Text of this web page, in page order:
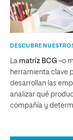
DESCUBRE
La matriz BCG –o
herramienta clave
desarrollan las
analizar qué
compañía y